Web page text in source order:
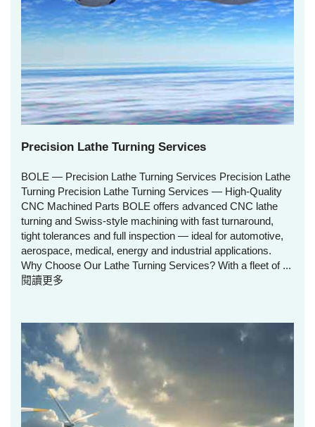
Precision Lathe Turning Services
BOLE — Precision Lathe Turning Services Precision Lathe
Turning Precision Lathe Turning Services — High‑Quality
CNC Machined Parts BOLE offers advanced CNC lathe
turning and Swiss‑style machining with fast turnaround,
tight tolerances and full inspection — ideal for automotive,
aerospace, medical, energy and industrial applications.
Why Choose Our Lathe Turning Services? With a fleet of ...
閱讀更多